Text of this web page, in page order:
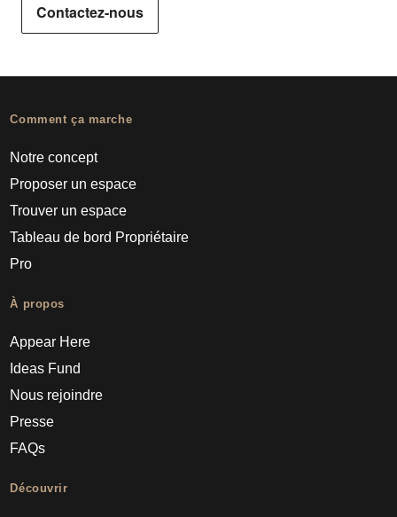
Contactez-nous
Comment ça marche
Notre concept
Proposer un espace
Trouver un espace
Tableau de bord Propriétaire
Pro
À propos
Appear Here
Ideas Fund
Nous rejoindre
Presse
FAQs
Découvrir